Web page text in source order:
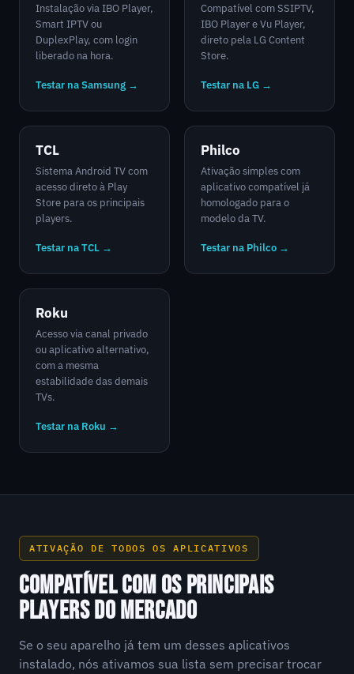
Instalação via IBO Player,
Smart IPTV ou
DuplexPlay, com login
liberado na hora.
Testar na Samsung →
Compatível com SSIPTV,
IBO Player e Vu Player,
direto pela LG Content
Store.
Testar na LG →
TCL
Sistema Android TV com
acesso direto à Play
Store para os principais
players.
Testar na TCL →
Philco
Ativação simples com
aplicativo compatível já
homologado para o
modelo da TV.
Testar na Philco →
Roku
Acesso via canal privado
ou aplicativo alternativo,
com a mesma
estabilidade das demais
TVs.
Testar na Roku →
ATIVAÇÃO DE TODOS OS APLICATIVOS
COMPATÍVEL COM OS PRINCIPAIS
PLAYERS DO MERCADO
Se o seu aparelho já tem um desses aplicativos
instalado, nós ativamos sua lista sem precisar trocar